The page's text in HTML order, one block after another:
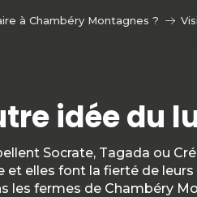
à Chambéry Montagnes ?
idée du
Socrate, Tagada ou
et elles font la fierté de leurs
les fermes de Chambéry